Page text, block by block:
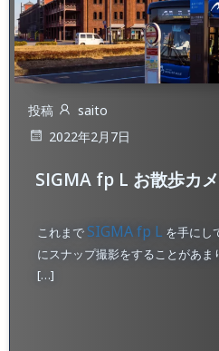
投稿
saito
2022年2月7日
SIGMA fp L お散歩カ
これまで SIGMA fp L を手にし
にスナップ撮影をすることがあま
[…]